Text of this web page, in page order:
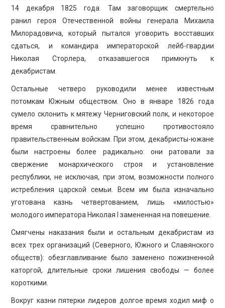
14 декабря 1825 года. Там заговорщик смертельно
ранил героя Отечественной войны генерала Михаила
Милорадовича, который пытался уговорить восставших
сдаться, и командира императорской лейб-гвардии
Николая Сторлера, отказавшегося примкнуть к
декабристам.
Остальные четверо руководили менее известным
потомкам Южным обществом. Оно в январе 1826 года
сумело склонить к мятежу Черниговский полк, и некоторое
время сравнительно успешно противостояло
правительственным войскам. При этом, декабристы-южане
были настроены более радикально: они ратовали за
свержение монархического строя и установление
республики, не исключая, при этом, возможности полного
истребления царской семьи. Всем им была изначально
уготована казнь четвертованием, лишь «милостью»
молодого императора Николая I замененная на повешение.
Смягчены наказания были и остальным декабристам из
всех трех организаций (Северного, Южного и Славянского
обществ): обезглавливание было заменено пожизненной
каторгой, длительные сроки лишения свободы — более
короткими.
Вокруг казни пятерки лидеров долгое время ходил миф о